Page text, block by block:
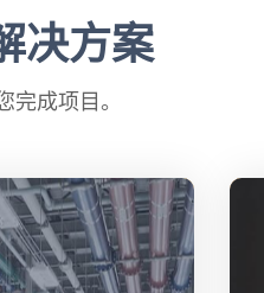
决方案
完成项目。